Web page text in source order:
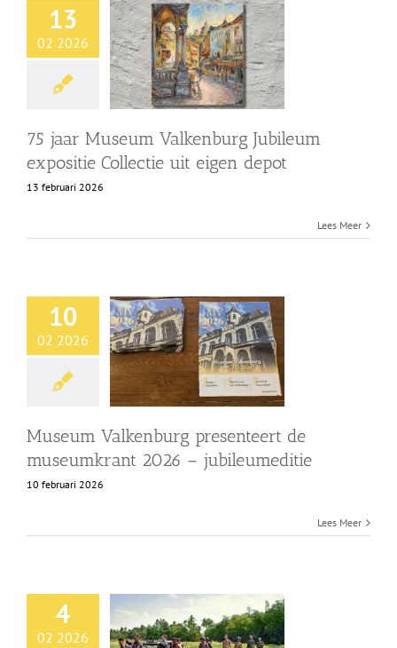
13
02 2026
75 jaar Museum Valkenburg Jubileum
expositie Collectie uit eigen depot
13 februari 2026
Lees Meer
10
02 2026
Museum Valkenburg presenteert de
museumkrant 2026 – jubileumeditie
10 februari 2026
Lees Meer
4
02 2026